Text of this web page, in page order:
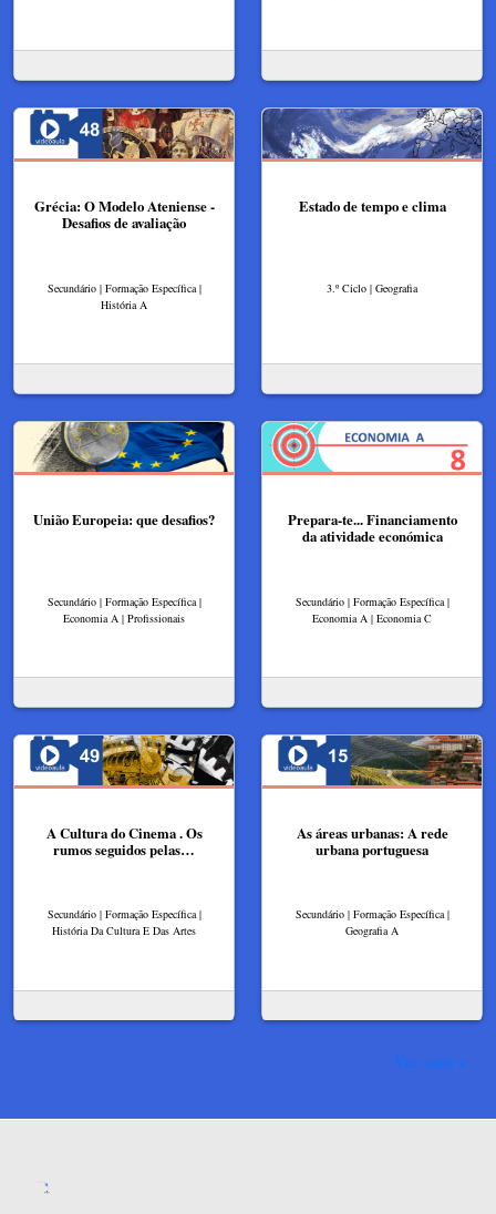
Grécia: O Modelo Ateniense -
Desafios de avaliação
Secundário | Formação Específica |
História A
Estado de tempo e clima
3.º Ciclo | Geografia
União Europeia: que desafios?
Secundário | Formação Específica |
Economia A | Profissionais
Prepara-te... Financiamento
da atividade económica
Secundário | Formação Específica |
Economia A | Economia C
A Cultura do Cinema . Os
rumos seguidos pelas…
Secundário | Formação Específica |
História Da Cultura E Das Artes
As áreas urbanas: A rede
urbana portuguesa
Secundário | Formação Específica |
Geografia A
Ver mais